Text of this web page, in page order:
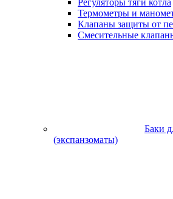
Регуляторы тяги котла
Термометры и
Клапаны защиты от
Смесительные
Баки
(экспанзоматы)